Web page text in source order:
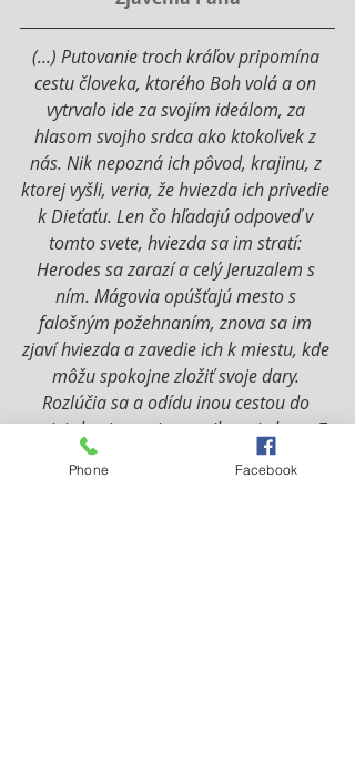
(...) Putovanie troch kráľov pripomína
cestu človeka, ktorého Boh volá a on
vytrvalo ide za svojím ideálom, za
hlasom svojho srdca ako ktokoľvek z
nás. Nik nepozná ich pôvod, krajinu, z
ktorej vyšli, veria, že hviezda ich privedie
k Dieťaťu. Len čo hľadajú odpoveď v
tomto svete, hviezda sa im stratí:
Herodes sa zarazí a celý Jeruzalem s
ním. Mágovia opúšťajú mesto s
falošným požehnaním, znova sa im
zjaví hviezda a zavedie ich k miestu, kde
môžu spokojne zložiť svoje dary.
Rozlúčia sa a odídu inou cestou do
svojej vlasti, stratia sa, nik nevie kam. Z
neznáma do neznáma. Nevidíte tam
našich predkov? Nie sme to presne my
Phone Facebook